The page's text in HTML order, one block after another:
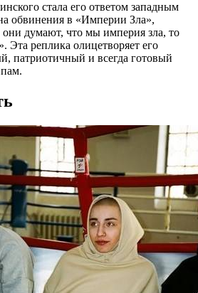
стала его ответом западным
обвинения в «Империи Зла»,
они думают, что мы империя зла, то
Эта реплика олицетворяет его
патриотичный и всегда готовый